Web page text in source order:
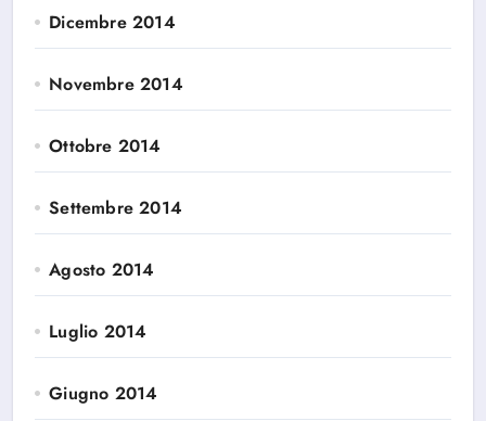
Dicembre 2014
Novembre 2014
Ottobre 2014
Settembre 2014
Agosto 2014
Luglio 2014
Giugno 2014